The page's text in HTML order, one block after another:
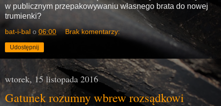
w publicznym przepakowywaniu własnego brata do nowej
trumienki?
bat-i-bal o 06:00 Brak komentarzy:
Udostępnij
wtorek, 15 listopada 2016
Gatunek rozumny wbrew rozsądkowi